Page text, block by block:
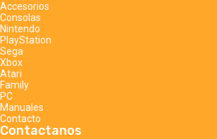
Accesorios
Consolas
Nintendo
PlayStation
Sega
Xbox
Atari
Family
PC
Manuales
Contacto
Contactanos